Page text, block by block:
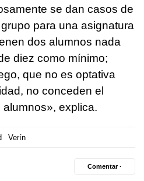
se dan casos de
para una asignatura
dos alumnos nada
diez como mínimo;
que no es optativa
no conceden el
explica.
Verín
Comentar ·